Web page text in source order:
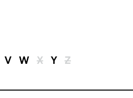
V W X Y Z